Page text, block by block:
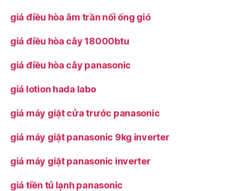
giá điều hòa âm trần nối ống gió
giá điều hòa cây 18000btu
giá điều hòa cây panasonic
giá lotion hada labo
giá máy giặt cửa trước panasonic
giá máy giặt panasonic 9kg inverter
giá máy giặt panasonic inverter
giá tiền tủ lạnh panasonic